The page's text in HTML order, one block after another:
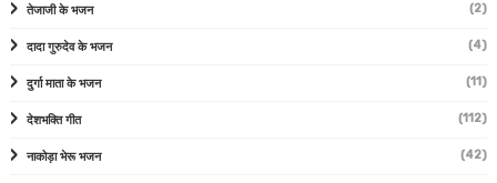
तेजाजी के भजन (2)
दादा गुरुदेव के भजन (4)
दुर्गा माता के भजन (11)
देशभक्ति गीत (112)
नाकोड़ा भेरू भजन (42)